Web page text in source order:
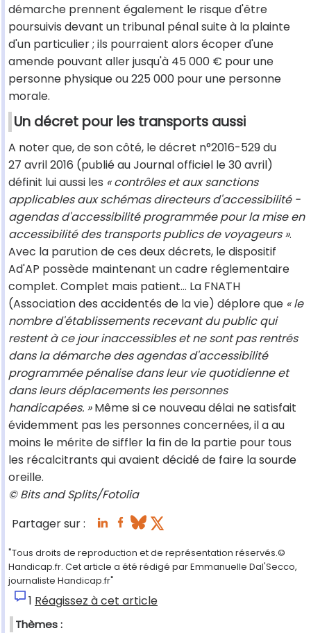
démarche prennent également le risque d'être
poursuivis devant un tribunal pénal suite à la plainte
d'un particulier ; ils pourraient alors écoper d'une
amende pouvant aller jusqu'à 45 000 € pour une
personne physique ou 225 000 pour une personne
morale.
Un décret pour les transports aussi
A noter que, de son côté, le décret n°2016-529 du
27 avril 2016 (publié au Journal officiel le 30 avril)
définit lui aussi les « contrôles et aux sanctions
applicables aux schémas directeurs d'accessibilité -
agendas d'accessibilité programmée pour la mise en
accessibilité des transports publics de voyageurs ».
Avec la parution de ces deux décrets, le dispositif
Ad'AP possède maintenant un cadre réglementaire
complet. Complet mais patient… La FNATH
(Association des accidentés de la vie) déplore que « le
nombre d'établissements recevant du public qui
restent à ce jour inaccessibles et ne sont pas rentrés
dans la démarche des agendas d'accessibilité
programmée pénalise dans leur vie quotidienne et
dans leurs déplacements les personnes
handicapées. »Même si ce nouveau délai ne satisfait
évidemment pas les personnes concernées, il a au
moins le mérite de siffler la fin de la partie pour tous
les récalcitrants qui avaient décidé de faire la sourde
oreille.
© Bits and Splits/Fotolia
Partager sur :
"Tous droits de reproduction et de représentation réservés.©
Handicap.fr. Cet article a été rédigé par Emmanuelle Dal'Secco,
journaliste Handicap.fr"
1 Réagissez à cet article
Thèmes :